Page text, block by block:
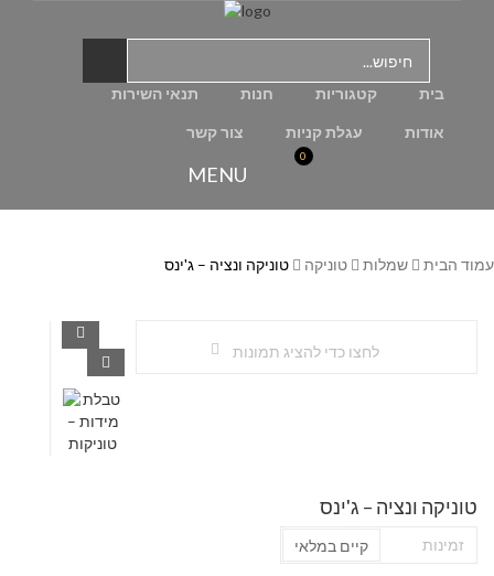
בית קטגוריות חנות תנאי השירות
אודות עגלת קניות צור קשר
MENU
0
עמוד הבית שמלות טוניקה טוניקה ונציה – ג'ינס
לחצו כדי להציג תמונות
טוניקה ונציה – ג'ינס
זמינות קיים במלאי